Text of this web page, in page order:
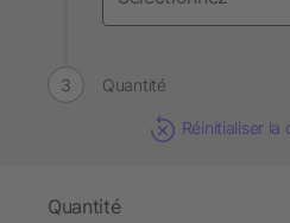
Quantité
Réinitialiser la
Quantité